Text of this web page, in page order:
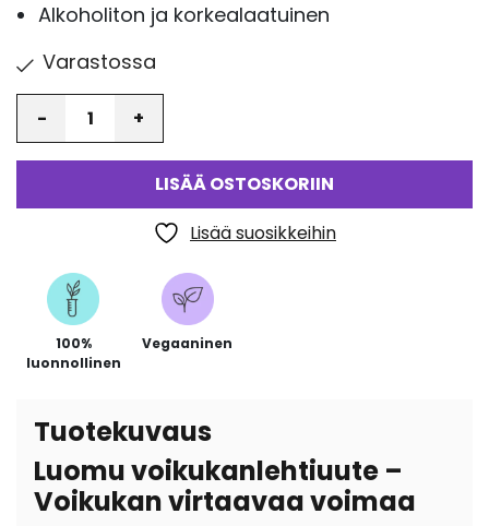
Alkoholiton ja korkealaatuinen
Varastossa
LISÄÄ OSTOSKORIIN
Lisää suosikkeihin
100%
luonnollinen
Vegaaninen
Tuotekuvaus
Luomu voikukanlehtiuute –
Voikukan virtaavaa voimaa